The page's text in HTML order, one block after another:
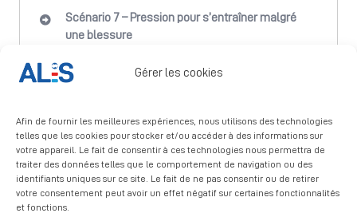
Gérer les cookies
Afin de fournir les meilleures expériences, nous utilisons des technologies
telles que les cookies pour stocker et/ou accéder à des informations sur
votre appareil. Le fait de consentir à ces technologies nous permettra de
traiter des données telles que le comportement de navigation ou des
identifiants uniques sur ce site. Le fait de ne pas consentir ou de retirer
votre consentement peut avoir un effet négatif sur certaines fonctionnalités
et fonctions.
Scénario 7 – Pression pour s’entraîner malgré
une blessure
Scénario 8 – Intimidation entre coéquipiers
Scénario 9 – Entraîneur étranger et règles de
safeguarding